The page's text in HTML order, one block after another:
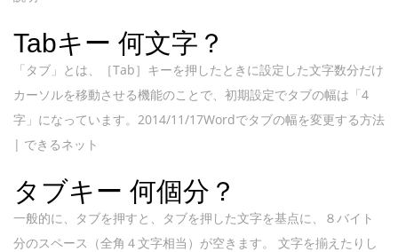
Tabキー 何文字？
「タブ」とは、［Tab］キーを押したときに設定した文字数分だけ
カーソルを移動させる機能のことで、初期設定でタブの幅は「4
字」になっています。2014/11/17Wordでタブの幅を変更する方法
| できるネット
タブキー 何個分？
一般的に、タブを押すと、タブを押した文字を基点に、８バイト
分のスペース（全角４文字相当）が空きます。 文字を揃えたりし